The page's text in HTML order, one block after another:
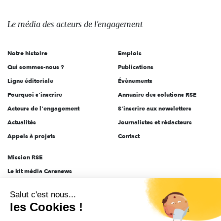
des
l'engagement
Le média des acteurs de l'engagement
Notre histoire
Qui sommes-nous ?
Ligne éditoriale
Pourquoi s'inscrire
Acteurs de l'engagement
Actualités
Appels à projets
Emplois
Publications
Évènements
Annuaire des solutions RSE
S'inscrire aux newsletters
Journalistes et rédacteurs
Contact
Mission RSE
Le kit média Carenews
AEF info
Novethic
Salut c'est nous...
les Cookies !